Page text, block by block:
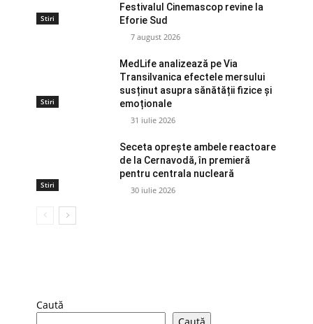
Stiri
Festivalul Cinemascop revine la
Eforie Sud
7 august 2026
Stiri
MedLife analizează pe Via
Transilvanica efectele mersului
susținut asupra sănătății fizice și
emoționale
31 iulie 2026
Stiri
Seceta oprește ambele reactoare
de la Cernavodă, în premieră
pentru centrala nucleară
30 iulie 2026
Caută